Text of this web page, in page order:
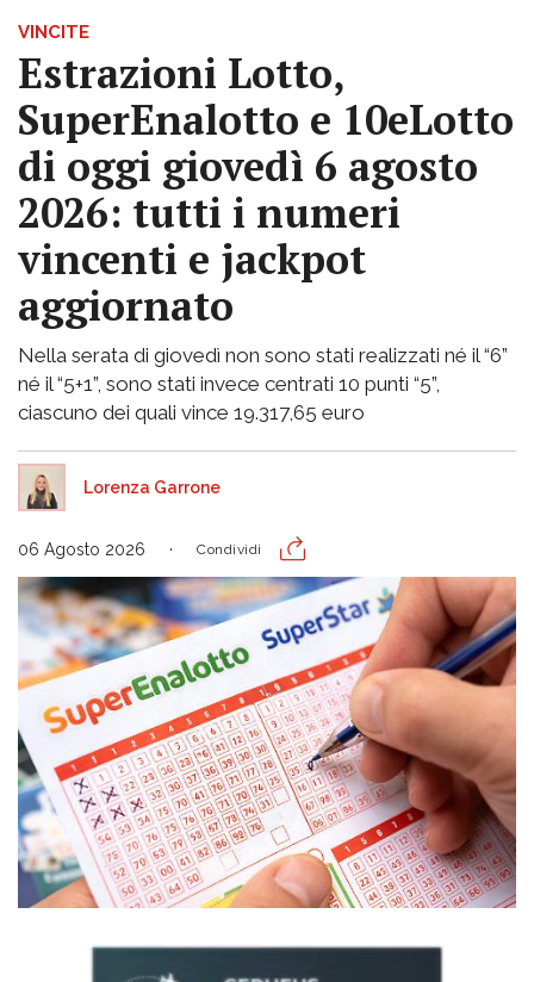
VINCITE
Estrazioni Lotto,
SuperEnalotto e 10eLotto
di oggi giovedì 6 agosto
2026: tutti i numeri
vincenti e jackpot
aggiornato
Nella serata di giovedì non sono stati realizzati né il “6”
né il “5+1”, sono stati invece centrati 10 punti “5”,
ciascuno dei quali vince 19.317,65 euro
Lorenza Garrone
06 Agosto 2026 Condividi